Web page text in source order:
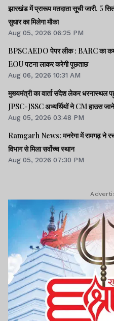
झारखंड में प्रारूप मतदाता सूची जारी, 5
सुधार का मिलेगा मौका
Aug 05, 2026 06:25 PM
BPSC AEDO पेपर लीक : BARC का कर्मी रौशन कुमार गिरफ्तार,
EOU पटना लाकर करेगी पूछताछ
Aug 06, 2026 10:31 AM
मुख्यमंत्री का वार्ता संदेश लेकर
JPSC-JSSC अभ्यर्थियों ने CM हाउस
Aug 05, 2026 03:48 PM
Ramgarh News: मनरेगा में रामगढ़ ने
विभाग से मिला सर्वोच्च स्थान
Aug 05, 2026 07:30 PM